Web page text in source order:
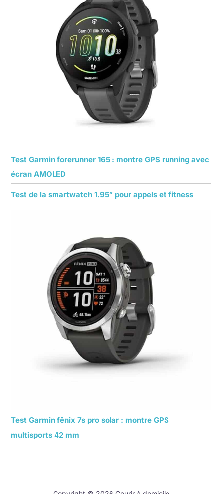
Test Garmin forerunner 165 : montre GPS running avec
écran AMOLED
Test de la smartwatch 1.95″ pour appels et fitness
Test Garmin fēnix 7s pro solar : montre GPS
multisports 42 mm